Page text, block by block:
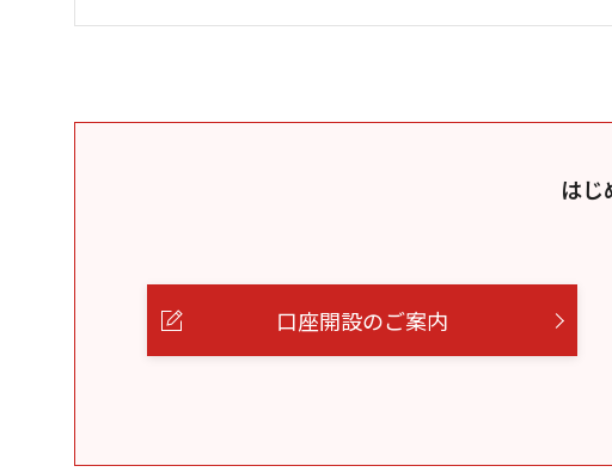
はじ
口座開設のご案内